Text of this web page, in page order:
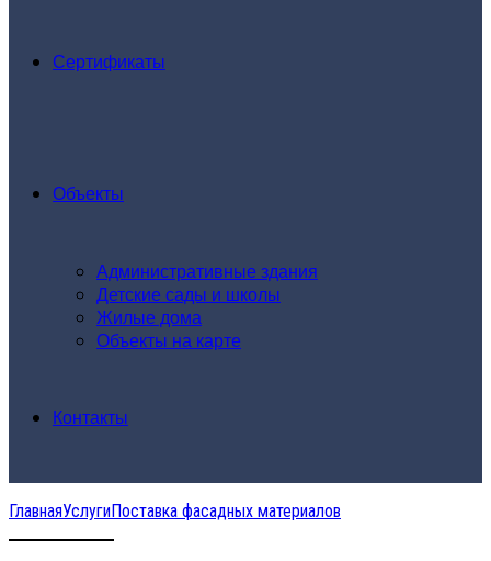
Сертификаты
Объекты
Административные здания
Детские сады и школы
Жилые дома
Объекты на карте
Контакты
ГлавнаяУслугиПоставка фасадных материалов